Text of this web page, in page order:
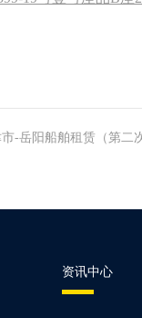
-岳阳船舶租赁（第二
资讯中心